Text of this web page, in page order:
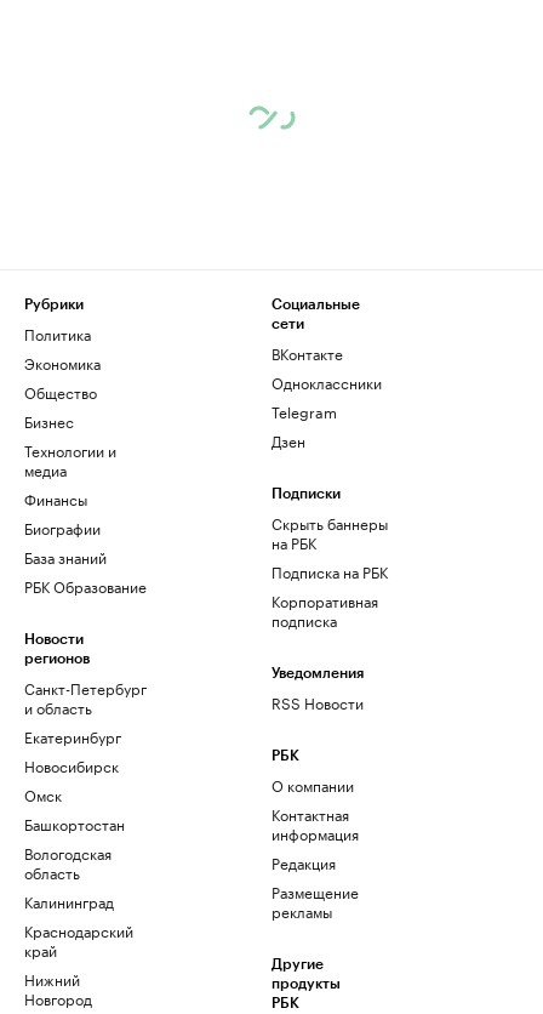
Рубрики
Политика
Экономика
Общество
Бизнес
Технологии и
медиа
Финансы
Биографии
База знаний
РБК Образование
Новости
регионов
Санкт-Петербург
и область
Екатеринбург
Новосибирск
Омск
Башкортостан
Вологодская
область
Калининград
Краснодарский
край
Нижний
Новгород
Социальные
сети
ВКонтакте
Одноклассники
Telegram
Дзен
Подписки
Скрыть баннеры
на РБК
Подписка на РБК
Корпоративная
подписка
Уведомления
RSS Новости
РБК
О компании
Контактная
информация
Редакция
Размещение
рекламы
Другие
продукты
РБК